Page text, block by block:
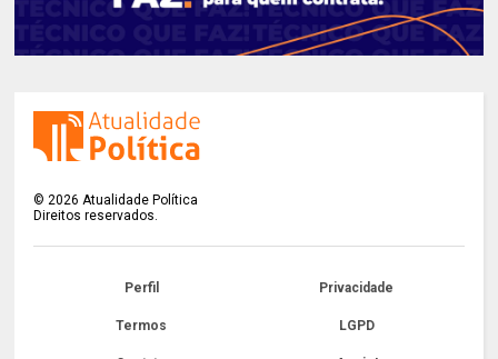
©2026 Atualidade Política
Direitos reservados.
Perfil Privacidade
Termos LGPD